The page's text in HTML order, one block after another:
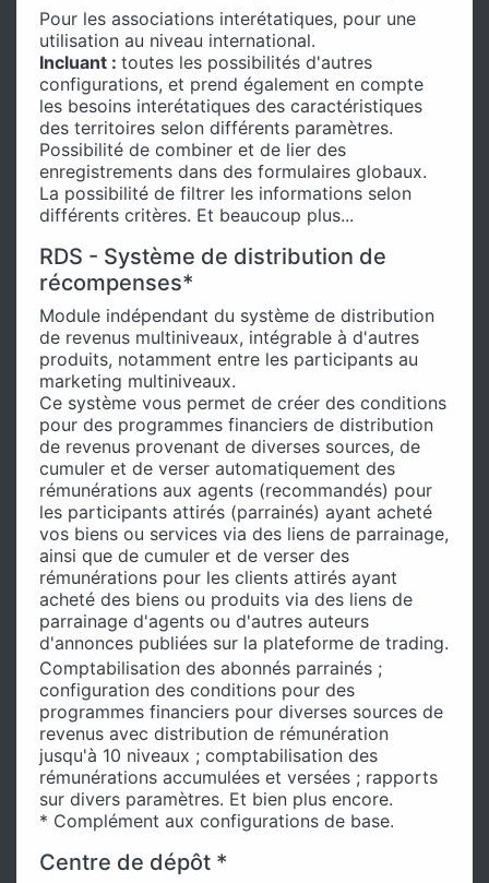
Pour les associations interétatiques, pour une
utilisation au niveau international.
Incluant : toutes les possibilités d'autres
configurations, et prend également en compte
les besoins interétatiques des caractéristiques
des territoires selon différents paramètres.
Possibilité de combiner et de lier des
enregistrements dans des formulaires globaux.
La possibilité de filtrer les informations selon
différents critères. Et beaucoup plus...
RDS - Système de distribution de
récompenses*
Module indépendant du système de distribution
de revenus multiniveaux, intégrable à d'autres
produits, notamment entre les participants au
marketing multiniveaux.
Ce système vous permet de créer des conditions
pour des programmes financiers de distribution
de revenus provenant de diverses sources, de
cumuler et de verser automatiquement des
rémunérations aux agents (recommandés) pour
les participants attirés (parrainés) ayant acheté
vos biens ou services via des liens de parrainage,
ainsi que de cumuler et de verser des
rémunérations pour les clients attirés ayant
acheté des biens ou produits via des liens de
parrainage d'agents ou d'autres auteurs
d'annonces publiées sur la plateforme de trading.
Comptabilisation des abonnés parrainés ;
configuration des conditions pour des
programmes financiers pour diverses sources de
revenus avec distribution de rémunération
jusqu'à 10 niveaux ; comptabilisation des
rémunérations accumulées et versées ; rapports
sur divers paramètres. Et bien plus encore.
* Complément aux configurations de base.
Centre de dépôt *